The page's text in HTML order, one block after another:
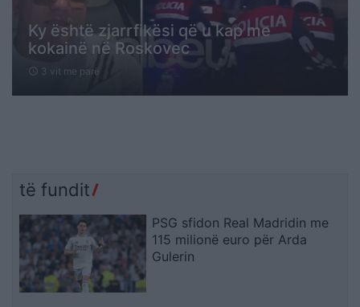
Ky është zjarrfikësi që u kap me
kokainë në Roskovec
schedule 3 vit me parë
të fundit
PSG sfidon Real Madridin me
115 milionë euro për Arda
Gulerin